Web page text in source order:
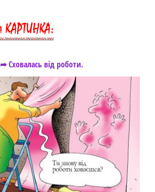
➦ Сховалась від роботи.